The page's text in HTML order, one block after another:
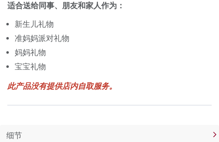
适合送给同事、朋友和家人作为：
新生儿礼物
准妈妈派对礼物
妈妈礼物
宝宝礼物
此产品没有提供店内自取服务。
细节